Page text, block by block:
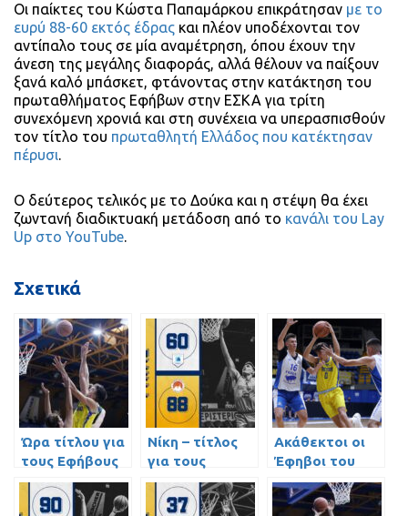
Οι παίκτες του Κώστα Παπαμάρκου επικράτησαν με το
ευρύ 88-60 εκτός έδρας και πλέον υποδέχονται τον
αντίπαλο τους σε μία αναμέτρηση, όπου έχουν την
άνεση της μεγάλης διαφοράς, αλλά θέλουν να παίξουν
ξανά καλό μπάσκετ, φτάνοντας στην κατάκτηση του
πρωταθλήματος Εφήβων στην ΕΣΚΑ για τρίτη
συνεχόμενη χρονιά και στη συνέχεια να υπερασπισθούν
τον τίτλο του πρωταθλητή Ελλάδος που κατέκτησαν
πέρυσι.
Ο δεύτερος τελικός με το Δούκα και η στέψη θα έχει
ζωντανή διαδικτυακή μετάδοση από το κανάλι του Lay
Up στο YouTube.
Σχετικά
Ώρα τίτλου για
τους Εφήβους
του
Περιστερίου
Νίκη – τίτλος
για τους
Εφήβους του
Περιστερίου με
Ακάθεκτοι οι
Έφηβοι του
Περιστερίου